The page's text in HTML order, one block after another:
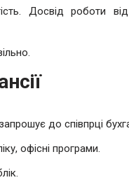
Досвід роботи
до співпрці
офісні програми.